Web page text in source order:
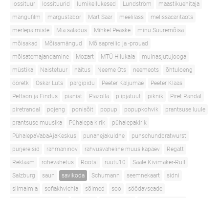
lossituur
lossituurid lumikellukesed Lundström
maastikuehitaja
mängufilm
margustabor Mart Saar meelilass
melissacaritaots
merlepalmiste
Mia saladus Mihkel Peäske
minu Suuremõisa
mõisakad
Mõisamängud
Mõisapreilid ja -prouad
mõisatemajandamine
Mozart MTÜ Hiiukala
muinasjutujooga
müstika
Naistetuur näitus Neeme Ots neemeots
õhtuloeng
ööretk
Oskar Luts pargipidu Peeter Kaljumäe
Peeter Klaas
Pettson ja Findus
pianist Piazolla piipjatuut piknik
Piret Randal
piretrandal
pojeng ponisõit popup popupkohvik
prantsuse luule
prantsuse muusika
Pühalepa kirik
pühalepakirik
PühalepaVabaAjaKeskus
punanejakuldne
punschundbratwurst
purjereisid
rahmaninov rahvusvaheline muusikapäev
Regatt
Reklaam
rohevahetus Rootsi ruutu10
Saale Kivimaker-Rull
Salzburg
saun savikoda Schumann seemnekaart
sidni
siimaimla
sofiakhvichia sõlmed soo
söödavseade